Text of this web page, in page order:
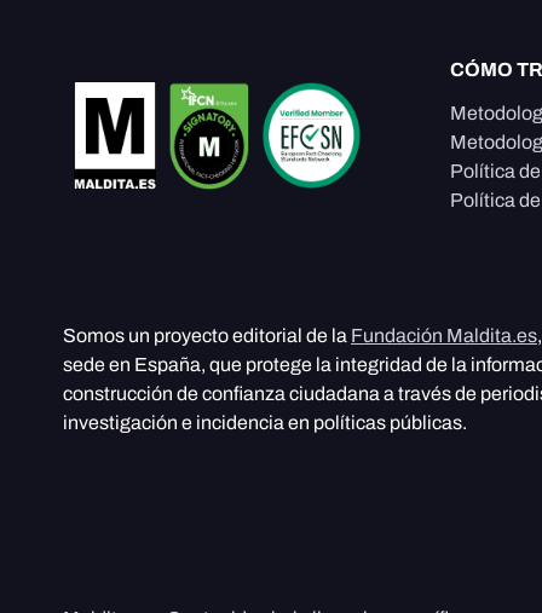
CÓMO
Política
Política
Somos un proyecto editorial de la Fundación Maldita.es
sede en España, que protege la integridad de la
construcción de confianza ciudadana a través de
investigación e incidencia en políticas públicas.